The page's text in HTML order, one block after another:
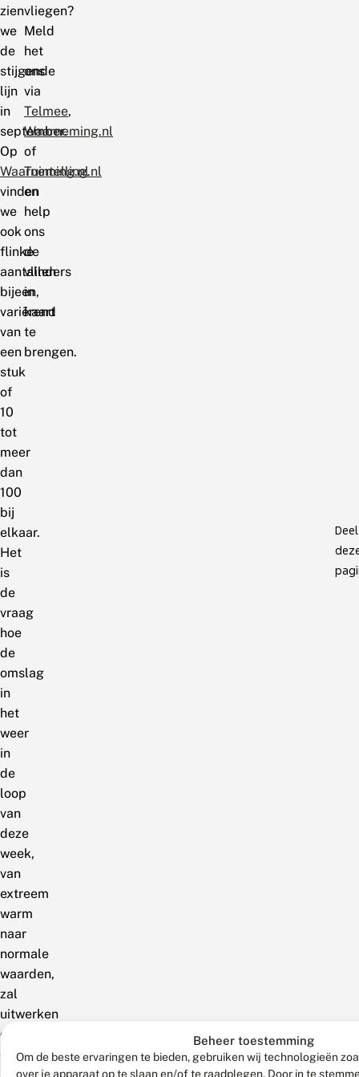
Beheer toestemming
Om de beste ervaringen te bieden, gebruiken wij technologieën
over je apparaat op te slaan en/of te raadplegen. Door in te
zien
we
de
stijgende
lijn
in
september.
Op
Waarneming.nl
vinden
we
ook
flinke
aantallen
bijeen,
variërend
van
een
stuk
of
10
tot
meer
dan
100
bij
elkaar.
Het
is
de
vraag
hoe
de
omslag
in
het
weer
in
de
loop
van
deze
week,
van
extreem
warm
naar
normale
waarden,
zal
uitwerken
op
aantallen
vliegen?
Meld
het
ons
via
Telmee,
Waarneming.nl
of
Tuintelling.nl
en
help
ons
de
vlinders
in
kaart
te
brengen.
Deel